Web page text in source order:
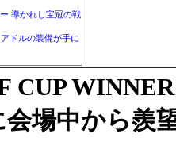
導かれし宝冠の戦
ドルの装備が手に
CUP
会場中から羨